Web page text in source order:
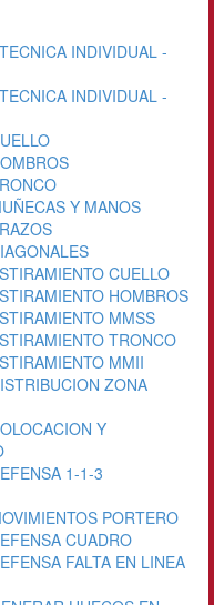
INDIVIDUAL -
INDIVIDUAL -
Y MANOS
CUELLO
HOMBROS
MMSS
TRONCO
MMII
ZONA
Y
1-1-3
PORTERO
CUADRO
FALTA EN LINEA